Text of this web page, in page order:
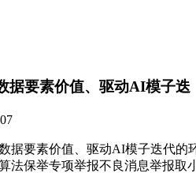
据要素价值、驱动AI模子迭
要素价值、驱动AI模子迭代的环
法保举专项举报不良消息举报取